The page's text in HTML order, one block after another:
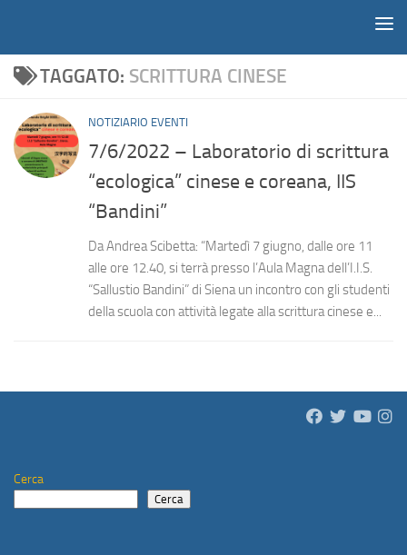
TAGGATO: SCRITTURA CINESE
NOTIZIARIO EVENTI
7/6/2022 – Laboratorio di scrittura
“ecologica” cinese e coreana, IIS
“Bandini”
Da Andrea Scibetta: “Martedì 7 giugno, dalle ore 11
alle ore 12.40, si terrà presso l’Aula Magna dell’I.I.S.
“Sallustio Bandini” di Siena un incontro con gli studenti
della scuola con attività legate alla scrittura cinese e...
Cerca
Cerca